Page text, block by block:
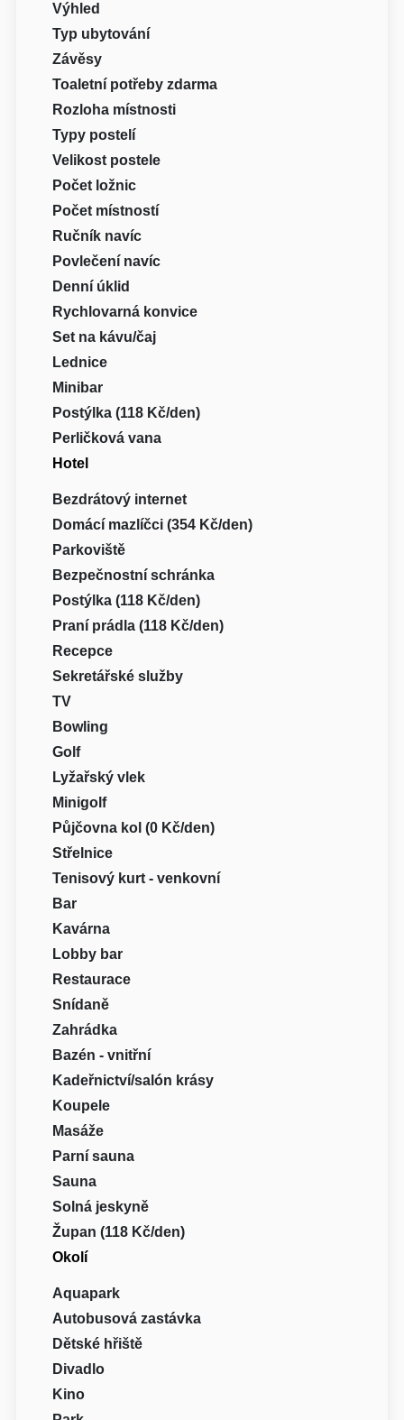
Výhled
Typ ubytování
Závěsy
Toaletní potřeby zdarma
Rozloha místnosti
Typy postelí
Velikost postele
Počet ložnic
Počet místností
Ručník navíc
Povlečení navíc
Denní úklid
Rychlovarná konvice
Set na kávu/čaj
Lednice
Minibar
Postýlka (118 Kč/den)
Perličková vana
Hotel
Bezdrátový internet
Domácí mazlíčci (354 Kč/den)
Parkoviště
Bezpečnostní schránka
Postýlka (118 Kč/den)
Praní prádla (118 Kč/den)
Recepce
Sekretářské služby
TV
Bowling
Golf
Lyžařský vlek
Minigolf
Půjčovna kol (0 Kč/den)
Střelnice
Tenisový kurt - venkovní
Bar
Kavárna
Lobby bar
Restaurace
Snídaně
Zahrádka
Bazén - vnitřní
Kadeřnictví/salón krásy
Koupele
Masáže
Parní sauna
Sauna
Solná jeskyně
Župan (118 Kč/den)
Okolí
Aquapark
Autobusová zastávka
Dětské hřiště
Divadlo
Kino